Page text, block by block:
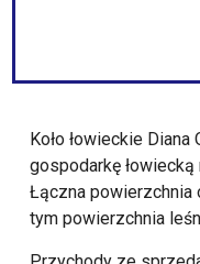
Koło łowieckie
gospodarkę
Łączna powierzchnia
tym powierzchnia